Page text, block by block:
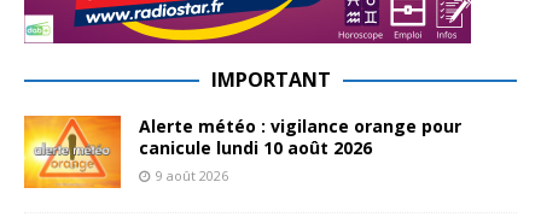
IMPORTANT
Alerte météo : vigilance orange pour
canicule lundi 10 août 2026
9 août 2026